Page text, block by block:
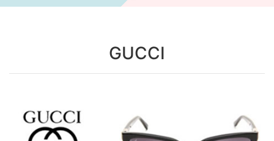
GUCCI